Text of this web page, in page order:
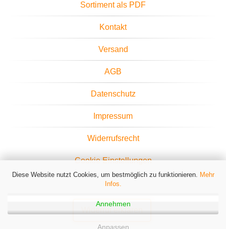
Diese Website nutzt Cookies, um bestmöglich zu funktionieren. Mehr
Infos.
Annehmen
Anpassen
Sortiment als PDF
Kontakt
Versand
AGB
Datenschutz
Impressum
Widerrufsrecht
Cookie Einstellungen
Widerruf erklären